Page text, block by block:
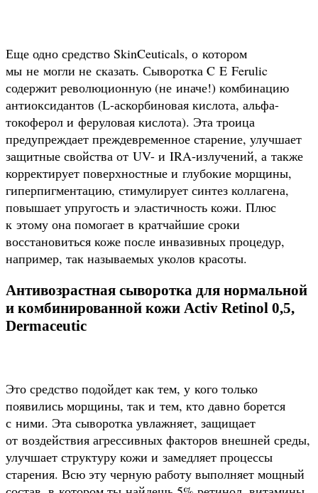
Еще одно средство SkinCeuticals, о котором
мы не могли не сказать. Сыворотка C E Ferulic
содержит революционную (не иначе!) комбинацию
антиоксидантов (L-аскорбиновая кислота, альфа-
токоферол и феруловая кислота). Эта троица
предупреждает преждевременное старение, улучшает
защитные свойства от UV- и IRA-излучений, а также
корректирует поверхностные и глубокие морщины,
гиперпигментацию, стимулирует синтез коллагена,
повышает упругость и эластичность кожи. Плюс
к этому она помогает в кратчайшие сроки
восстановиться коже после инвазивных процедур,
например, так называемых уколов красоты.
Антивозрастная сыворотка для нормальной
и комбинированной кожи Activ Retinol 0,5,
Dermaceutic
Это средство подойдет как тем, у кого только
появились морщины, так и тем, кто давно борется
с ними. Эта сыворотка увлажняет, защищает
от воздействия агрессивных факторов внешней среды,
улучшает структуру кожи и замедляет процессы
старения. Всю эту черную работу выполняет мощный